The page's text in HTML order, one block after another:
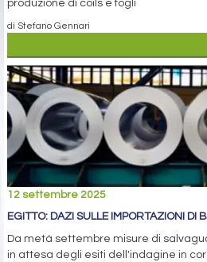
produzione di coils e fogli
di Stefano Gennari
12 settembre 2025
EGITTO: DAZI SULLE IMPORTAZIONI DI
Da metà settembre misure di
in attesa degli esiti dell'indagine in